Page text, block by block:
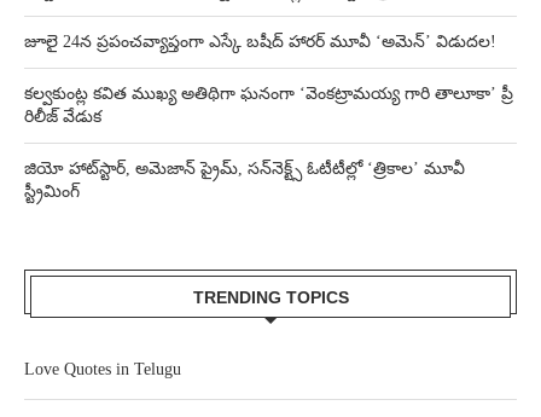
జూలై 24న ప్రపంచవ్యాప్తంగా ఎస్కే బషీద్‌ హారర్ మూవీ ‘అమెన్’ విడుదల!
కల్వకుంట్ల కవిత ముఖ్య అతిథిగా ఘనంగా ‘వెంకట్రామయ్య గారి తాలూకా’ ప్రీ
రిలీజ్ వేడుక
జియో హాట్‌స్టార్, అమెజాన్ ప్రైమ్, సన్‌నెక్ట్స్ ఓటీటీల్లో ‘త్రికాల’ మూవీ
స్ట్రీమింగ్
TRENDING TOPICS
Love Quotes in Telugu